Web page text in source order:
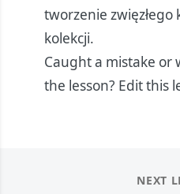
tworzenie zwięzłego
kolekcji.
Caught a mistake
the lesson? Edit this
NEXT